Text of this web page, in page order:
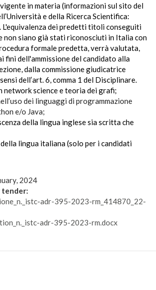
in materia (informazioni sul sito del
e della Ricerca Scientifica:
L'equivalenza dei predetti titoli conseguiti
non siano già stati riconosciuti in Italia con
formale predetta, verrà valutata,
fini dell'ammissione del candidato alla
dalla commissione giudicatrice
dell’art. 6, comma 1 del Disciplinare.
network science e teoria dei grafi;
dei linguaggi di programmazione
e/o Java;
della lingua inglese sia scritta che
lingua italiana (solo per i candidati
2024
tender:
adr-395-2023-rm_414870_22-
adr-395-2023-rm.docx